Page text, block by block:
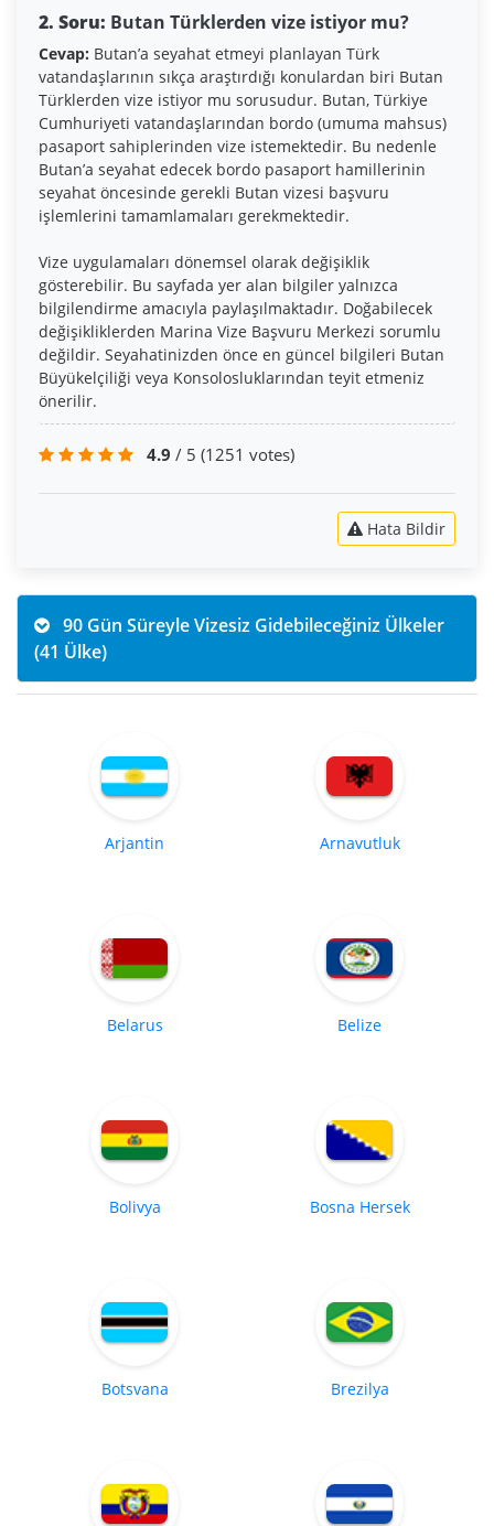
2. Soru: Butan Türklerden vize istiyor mu?
Cevap: Butan’a seyahat etmeyi planlayan Türk
vatandaşlarının sıkça araştırdığı konulardan biri Butan
Türklerden vize istiyor mu sorusudur. Butan, Türkiye
Cumhuriyeti vatandaşlarından bordo (umuma mahsus)
pasaport sahiplerinden vize istemektedir. Bu nedenle
Butan’a seyahat edecek bordo pasaport hamillerinin
seyahat öncesinde gerekli Butan vizesi başvuru
işlemlerini tamamlamaları gerekmektedir.
Vize uygulamaları dönemsel olarak değişiklik
gösterebilir. Bu sayfada yer alan bilgiler yalnızca
bilgilendirme amacıyla paylaşılmaktadır. Doğabilecek
değişikliklerden Marina Vize Başvuru Merkezi sorumlu
değildir. Seyahatinizden önce en güncel bilgileri Butan
Büyükelçiliği veya Konsolosluklarından teyit etmeniz
önerilir.
4.9 / 5 (1251 votes)
Hata Bildir
(41 Ülke)
Arjantin Arnavutluk
Belarus Belize
Bolivya Bosna Hersek
Botsvana Brezilya